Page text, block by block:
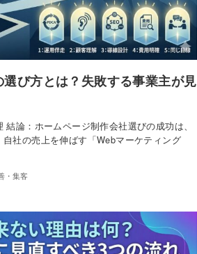
び方とは？失敗する事業主が見
論：ホームページ制作会社選びの成功は、
自社の売上を伸ばす「Webマーケティング
・集客